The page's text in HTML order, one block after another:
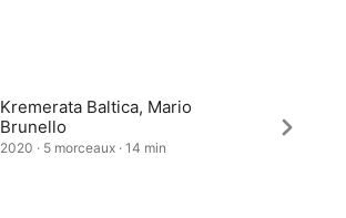
Kremerata Baltica, Mario
Brunello
2020 · 5 morceaux · 14 min